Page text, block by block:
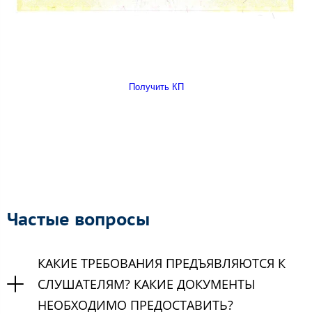
Получить КП
Частые вопросы
КАКИЕ ТРЕБОВАНИЯ ПРЕДЪЯВЛЯЮТСЯ К
СЛУШАТЕЛЯМ? КАКИЕ ДОКУМЕНТЫ
НЕОБХОДИМО ПРЕДОСТАВИТЬ?